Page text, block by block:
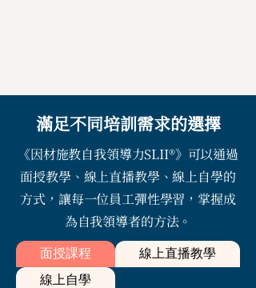
滿足不同培訓需求的選擇
《因材施教自我領導力SLII®》可以通過
面授教學、線上直播教學、線上自學的
方式，讓每一位員工彈性學習，掌握成
為自我領導者的方法。
面授課程
線上直播教學
線上自學